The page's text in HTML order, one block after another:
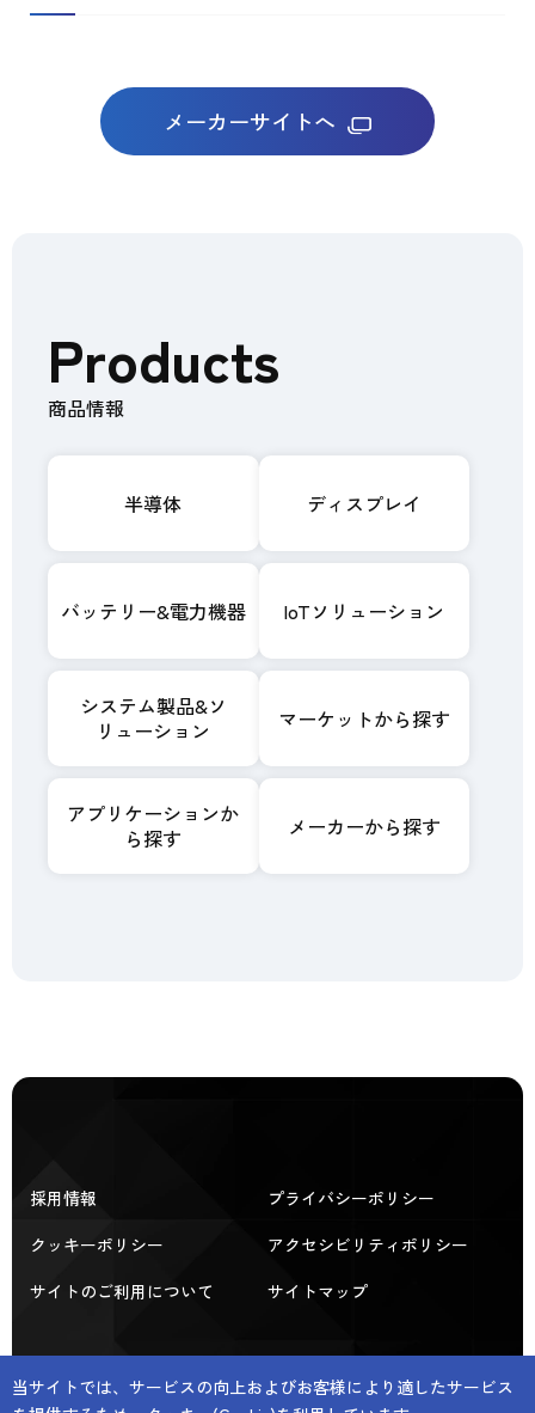
メーカーサイトへ
Products
商品情報
半導体 ディスプレイ
バッテリー&電力機器 IoTソリューション
システム製品&ソ
リューション
マーケットから探す
アプリケーションか
ら探す
メーカーから探す
採用情報
プライバシーポリシー
クッキーポリシー
アクセシビリティポリシー
サイトのご利用について
サイトマップ
© SHINDEN HIGHTEX CORPORATION All rights
ペ
当サイトでは、サービスの向上およびお客様により適したサービス